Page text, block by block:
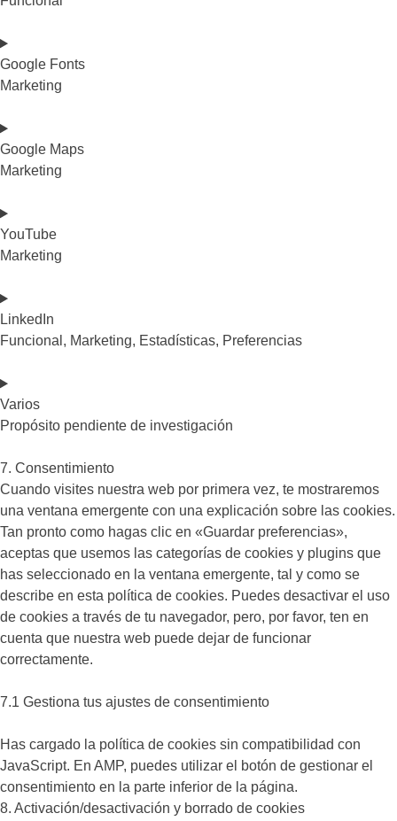
analytics
Consent
to
service
Google Fonts
Marketing
Consent
to
service
fonts
Google Maps
Marketing
Consent
to
service
maps
YouTube
Marketing
Consent
to
service
LinkedIn
Funcional, Marketing, Estadísticas, Preferencias
Consent
to
service
Varios
Propósito pendiente de investigación
Consent
to
service
varios
7. Consentimiento
Cuando visites nuestra web por primera vez, te mostraremos
una ventana emergente con una explicación sobre las cookies.
Tan pronto como hagas clic en «Guardar preferencias»,
aceptas que usemos las categorías de cookies y plugins que
has seleccionado en la ventana emergente, tal y como se
describe en esta política de cookies. Puedes desactivar el uso
de cookies a través de tu navegador, pero, por favor, ten en
cuenta que nuestra web puede dejar de funcionar
correctamente.
7.1 Gestiona tus ajustes de consentimiento
Has cargado la política de cookies sin compatibilidad con
JavaScript. En AMP, puedes utilizar el botón de gestionar el
consentimiento en la parte inferior de la página.
8. Activación/desactivación y borrado de cookies